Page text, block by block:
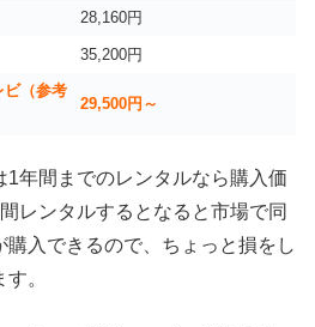
28,160円
35,200円
ビ（参考
29,500円～
1年間までのレンタルなら購入価
レンタルするとなると市場で同
購入できるので、ちょっと損をし
。